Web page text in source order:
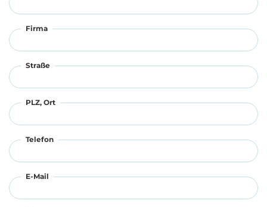
Firma
Straße
PLZ, Ort
Telefon
E-Mail